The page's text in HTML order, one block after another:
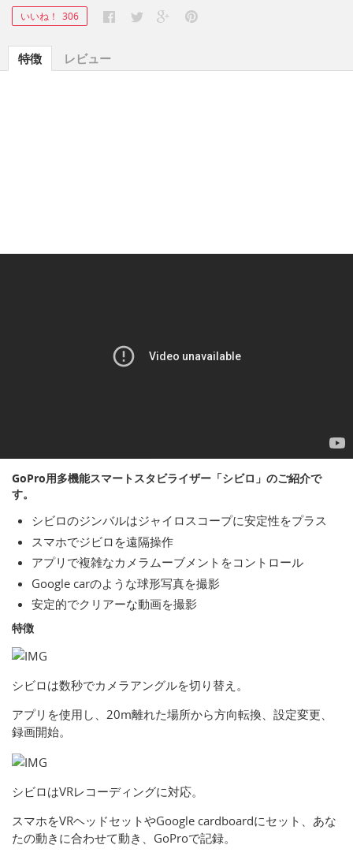
いいね！ 306
特徴 レビュー
GoPro用多機能スマートスタビライザー「シビロ」のご紹介で
す。
シビロのジンバルはジャイロスコープに安定性をプラス
スマホでジビロを遠隔操作
アプリで複雑なカメラムーブメントをコントロール
Google carのような球形写真を撮影
安定的でクリアーな動画を撮影
特徴
シビロは数秒でカメラアングルを切り替え。
アプリを使用し、20m離れた場所から方向転換、設定変更、
録画開始。
シビロはVRレコーディングに対応。
スマホをVRヘッドセットやGoogle cardboardにセット、あな
たの動きに合わせて動き、GoProで記録。